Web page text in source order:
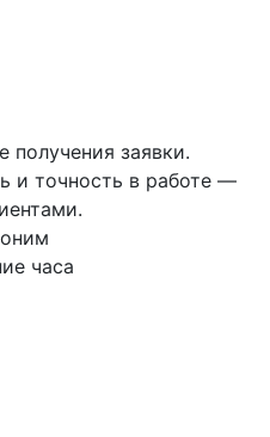
получения заявки.
и точность в работе —
часа